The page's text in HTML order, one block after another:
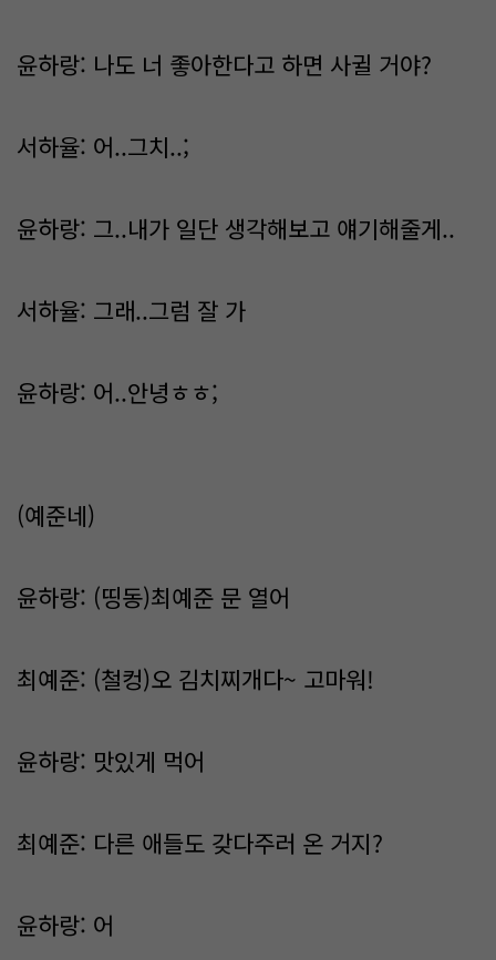
윤하랑: 나도 너 좋아한다고 하면 사귈 거야?
서하율: 어..그치..;
윤하랑: 그..내가 일단 생각해보고 얘기해줄게..
서하율: 그래..그럼 잘 가
윤하랑: 어..안녕ㅎㅎ;
(예준네)
윤하랑: (띵동)최예준 문 열어
최예준: (철컹)오 김치찌개다~ 고마워!
윤하랑: 맛있게 먹어
최예준: 다른 애들도 갖다주러 온 거지?
윤하랑: 어